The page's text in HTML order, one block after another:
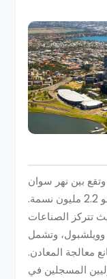
بين نهر سوان
والمحيط الهندي، ويبلغ عدد سكانها نحو 2.2 مليون نسمة.
تتركز الصناعات
وويلشبول، وتشمل
معالجة المعادن.
المسجلين في